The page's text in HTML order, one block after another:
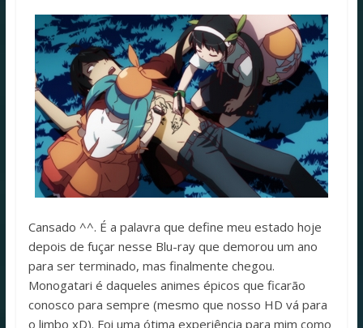
Cansado ^^. É a palavra que define meu estado hoje
depois de fuçar nesse Blu-ray que demorou um ano
para ser terminado, mas finalmente chegou.
Monogatari é daqueles animes épicos que ficarão
conosco para sempre (mesmo que nosso HD vá para
o limbo xD). Foi uma ótima experiência para mim como